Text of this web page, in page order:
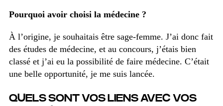
Pourquoi avoir choisi la médecine ?
À l’origine, je souhaitais être sage-femme. J’ai donc fait
des études de médecine, et au concours, j’étais bien
classé et j’ai eu la possibilité de faire médecine. C’était
une belle opportunité, je me suis lancée.
QUELS SONT VOS LIENS AVEC VOS